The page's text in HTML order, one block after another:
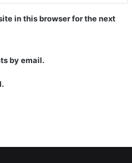
in this browser for the next
by email.